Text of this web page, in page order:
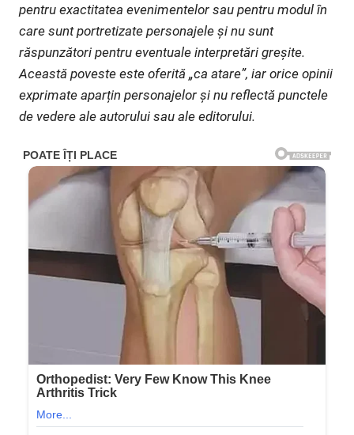
pentru exactitatea evenimentelor sau pentru modul în
care sunt portretizate personajele și nu sunt
răspunzători pentru eventuale interpretări greșite.
Această poveste este oferită „ca atare”, iar orice opinii
exprimate aparțin personajelor și nu reflectă punctele
de vedere ale autorului sau ale editorului.